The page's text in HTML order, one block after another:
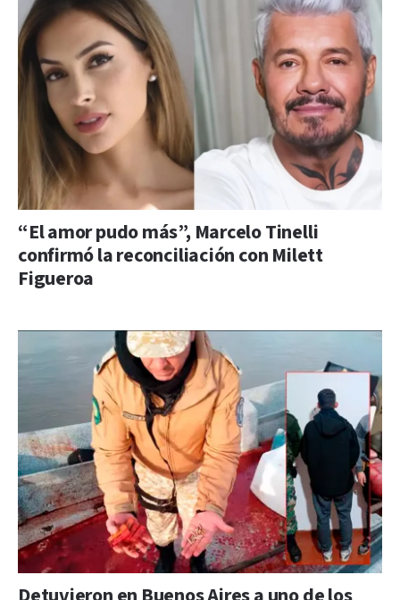
“El amor pudo más”, Marcelo Tinelli
confirmó la reconciliación con Milett
Figueroa